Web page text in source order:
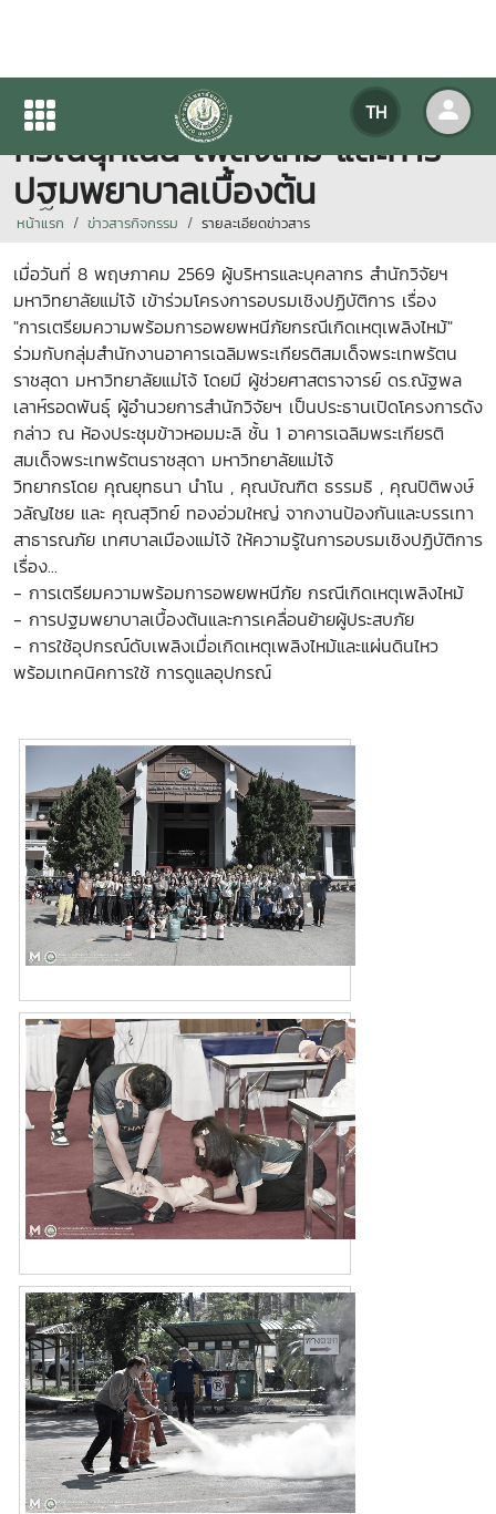
TH
กิจกรรมการเตรียมความพร้อม
กรณีฉุกเฉิน เพลิงไหม้ และการ
ปฐมพยาบาลเบื้องต้น
หน้าแรก ข่าวสารกิจกรรม รายละเอียดข่าวสาร
เมื่อวันที่ 8 พฤษภาคม 2569 ผู้บริหารและบุคลากร สำนักวิจัยฯ
มหาวิทยาลัยแม่โจ้ เข้าร่วมโครงการอบรมเชิงปฏิบัติการ เรื่อง
"การเตรียมความพร้อมการอพยพหนีภัยกรณีเกิดเหตุเพลิงไหม้"
ร่วมกับกลุ่มสำนักงานอาคารเฉลิมพระเกียรติสมเด็จพระเทพรัตน
ราชสุดา มหาวิทยาลัยแม่โจ้ โดยมี ผู้ช่วยศาสตราจารย์ ดร.ณัฐพล
เลาห์รอดพันธุ์ ผู้อำนวยการสำนักวิจัยฯ เป็นประธานเปิดโครงการดัง
กล่าว ณ ห้องประชุมข้าวหอมมะลิ ชั้น 1 อาคารเฉลิมพระเกียรติ
สมเด็จพระเทพรัตนราชสุดา มหาวิทยาลัยแม่โจ้
วิทยากรโดย คุณยุทธนา นำโน , คุณบัณฑิต ธรรมธิ , คุณปิติพงษ์
วลัญไชย และ คุณสุวิทย์ ทองอ่วมใหญ่ จากงานป้องกันและบรรเทา
สาธารณภัย เทศบาลเมืองแม่โจ้ ให้ความรู้ในการอบรมเชิงปฏิบัติการ
เรื่อง...
- การเตรียมความพร้อมการอพยพหนีภัย กรณีเกิดเหตุเพลิงไหม้
- การปฐมพยาบาลเบื้องต้นและการเคลื่อนย้ายผู้ประสบภัย
- การใช้อุปกรณ์ดับเพลิงเมื่อเกิดเหตุเพลิงไหม้และแผ่นดินไหว
พร้อมเทคนิคการใช้ การดูแลอุปกรณ์